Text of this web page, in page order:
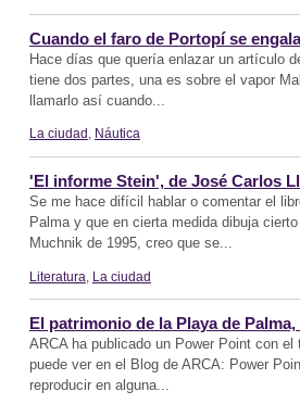
Cuando el faro de Portopí se
Hace días que quería enlazar un artículo
tiene dos partes, una es sobre el vapor
llamarlo así cuando...
La ciudad Náutica
'El informe Stein', de José Carlos
Se me hace difícil hablar o comentar el
Palma y que en cierta medida dibuja
Muchnik de 1995, creo que se...
Literatura La ciudad
El patrimonio de la Playa de
ARCA ha publicado un Power Point con
puede ver en el Blog de ARCA: Power
reproducir en alguna...